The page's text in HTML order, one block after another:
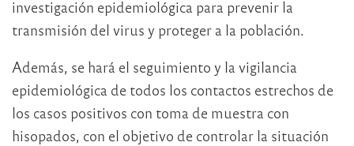
investigación epidemiológica para prevenir la
transmisión del virus y proteger a la población.
Además, se hará el seguimiento y la vigilancia
epidemiológica de todos los contactos estrechos de
los casos positivos con toma de muestra con
hisopados, con el objetivo de controlar la situación